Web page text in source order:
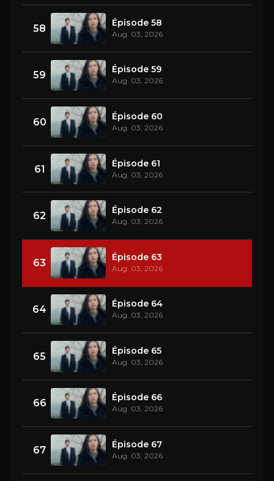
58 Épisode 58
Aug. 03, 2026
59 Épisode 59
Aug. 03, 2026
60 Épisode 60
Aug. 03, 2026
61 Épisode 61
Aug. 03, 2026
62 Épisode 62
Aug. 03, 2026
63 Épisode 63
Aug. 03, 2026
64 Épisode 64
Aug. 03, 2026
65 Épisode 65
Aug. 03, 2026
66 Épisode 66
Aug. 03, 2026
67 Épisode 67
Aug. 03, 2026